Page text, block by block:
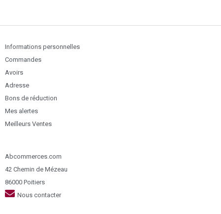
Informations personnelles
Commandes
Avoirs
Adresse
Bons de réduction
Mes alertes
Meilleurs Ventes
Abcommerces.com
42 Chemin de Mézeau
86000 Poitiers
Nous contacter